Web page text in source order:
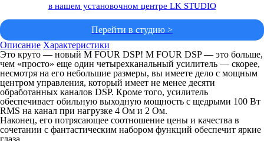
в нашем установочном центре LK STUDIO
Перейти в студию >
Описание Характеристики
Это круто — новый M FOUR DSP! M FOUR DSP — это больше,
чем «просто» еще один четырехканальный усилитель — скорее,
несмотря на его небольшие размеры, вы имеете дело с мощным
центром управления, который имеет не менее десяти
обработанных каналов DSP. Кроме того, усилитель
обеспечивает обильную выходную мощность с щедрыми 100 Вт
RMS на канал при нагрузке 4 Ом и 2 Ом.
Наконец, его потрясающее соотношение цены и качества в
сочетании с фантастическим набором функций обеспечит яркие
глаза.